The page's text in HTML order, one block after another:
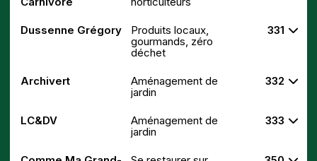
Dussenne Grégory
Produits locaux,
gourmands, zéro
déchet
331
Archivert
Aménagement de
jardin
332
LC&DV
Aménagement de
jardin
333